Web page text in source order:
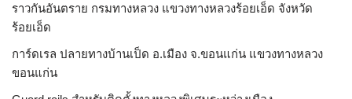
ราวกันอันตราย กรมทางหลวง แขวงทางหลวงร้อยเอ็ด จังหวัด
ร้อยเอ็ด
การ์ดเรล ปลายทางบ้านเป็ด อ.เมือง จ.ขอนแก่น แขวงทางหลวง
ขอนแก่น